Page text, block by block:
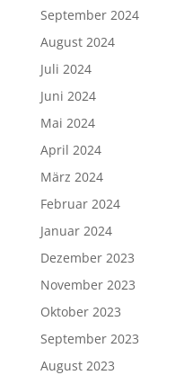
September 2024
August 2024
Juli 2024
Juni 2024
Mai 2024
April 2024
März 2024
Februar 2024
Januar 2024
Dezember 2023
November 2023
Oktober 2023
September 2023
August 2023